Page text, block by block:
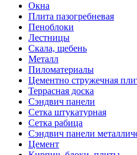
Окна
Плита пазогребневая
Пеноблоки
Лестницы
Скала, щебень
Металл
Пиломатериалы
Цементно стружечная
Террасная доска
Сэндвич панели
Сетка штукатурная
Сетка рабица
Сэндвич панели
Цемент